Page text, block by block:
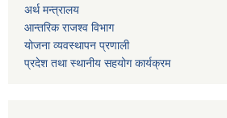
अर्थ मन्त्रालय
आन्तरिक राजश्व विभाग
योजना व्यवस्थापन प्रणाली
प्रदेश तथा स्थानीय सहयोग कार्यक्रम